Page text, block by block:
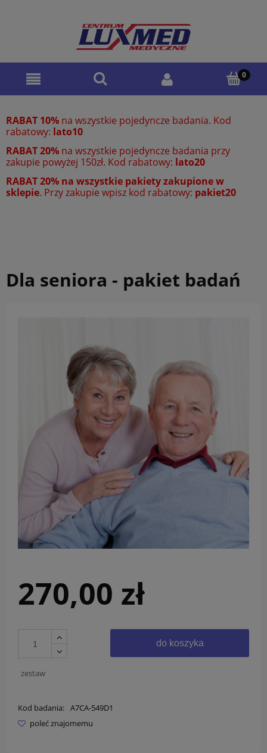
RABAT 10% na wszystkie pojedyncze badania. Kod
rabatowy: lato10
RABAT 20% na wszystkie pojedyncze badania przy
zakupie powyżej 150zł. Kod rabatowy: lato20
RABAT 20% na wszystkie pakiety zakupione w
sklepie. Przy zakupie wpisz kod rabatowy: pakiet20
Dla seniora - pakiet badań
270,00 zł
zestaw
do koszyka
Kod badania: A7CA-549D1
poleć znajomemu